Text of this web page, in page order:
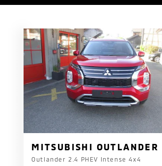
MITSUBISHI OUTLANDER
Outlander 2.4 PHEV Intense 4x4